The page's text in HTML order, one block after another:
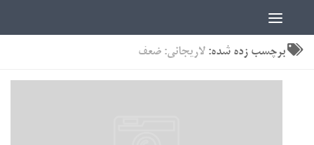
برچسب زده شده:لاریجانی: ضعف